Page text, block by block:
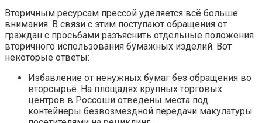
Вторичным ресурсам прессой уделяется всё больше
внимания. В связи с этим поступают обращения от
граждан с просьбами разъяснить отдельные положения
вторичного использования бумажных изделий. Вот
некоторые ответы:
Избавление от ненужных бумаг без обращения во
вторсырьё. На площадях крупных торговых
центров в Россоши отведены места под
контейнеры безвозмездной передачи макулатуры